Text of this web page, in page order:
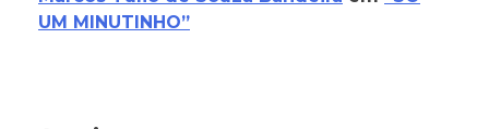
UM MINUTINHO”